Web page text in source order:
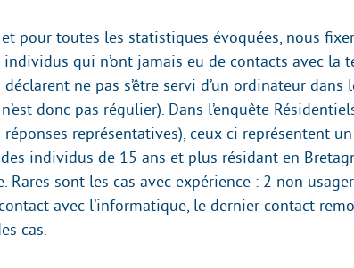
et pour toutes les statistiques évoquées, nous
individus qui n’ont jamais eu de contacts avec la
ne pas s’être servi d’un ordinateur
donc pas régulier). Dans l’enquête
représentatives), ceux-ci représentent
individus de 15 ans et plus résidant en
Rares sont les cas avec expérience : 2 non
avec l’informatique, le dernier contact
cas.